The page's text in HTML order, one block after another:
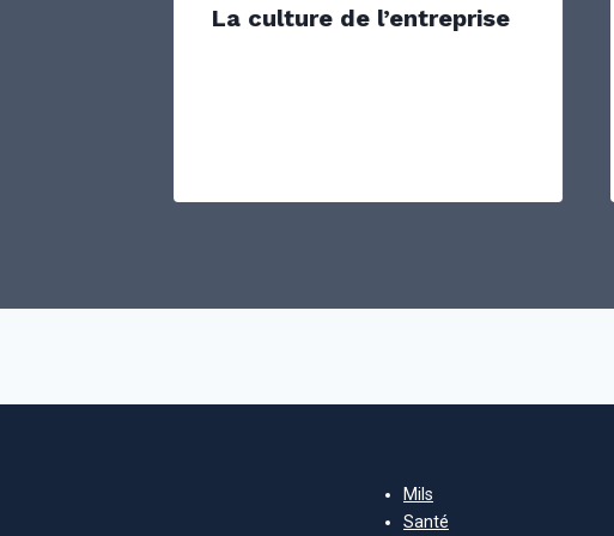
La culture de l’entreprise
Mils
Santé